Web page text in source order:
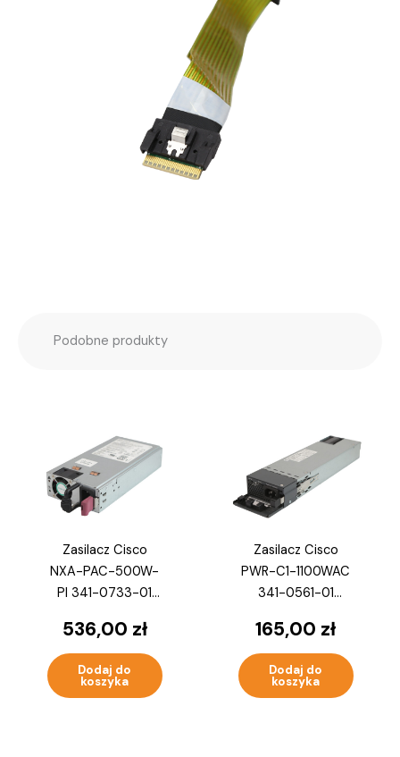
Podobne produkty
Zasilacz Cisco
NXA-PAC-500W-
PI 341-0733-01
3000 / 9000
536,00 zł
Dodaj do
koszyka
Zasilacz Cisco
PWR-C1-1100WAC
341-0561-01
3850 / 9300
165,00 zł
Dodaj do
koszyka